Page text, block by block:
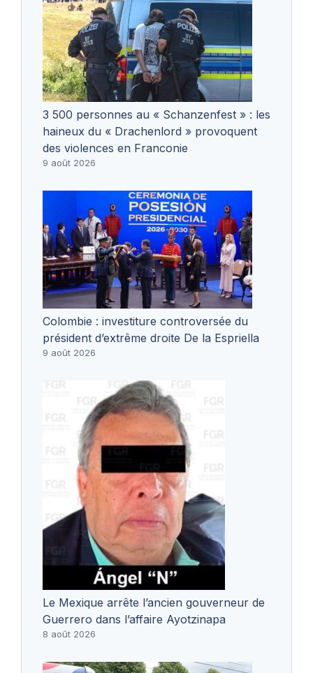
3 500 personnes au « Schanzenfest » : les
haineux du « Drachenlord » provoquent
des violences en Franconie
9 août 2026
Colombie : investiture controversée du
président d’extrême droite De la Espriella
9 août 2026
Le Mexique arrête l’ancien gouverneur de
Guerrero dans l’affaire Ayotzinapa
8 août 2026